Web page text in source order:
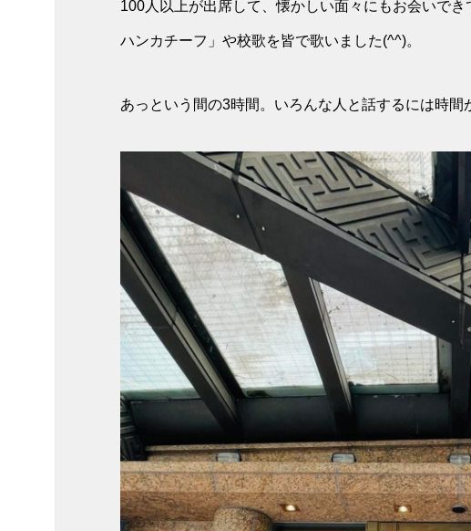
100人以上が出席して、懐かしい面々にもお会いで
ハンカチーフ」や校歌を皆で歌いました(^^)。
あっという間の3時間。いろんな人と話するには時間